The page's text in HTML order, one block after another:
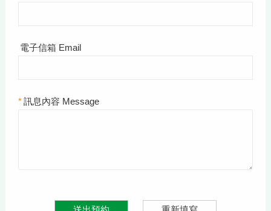
電子信箱 Email
* 訊息內容 Message